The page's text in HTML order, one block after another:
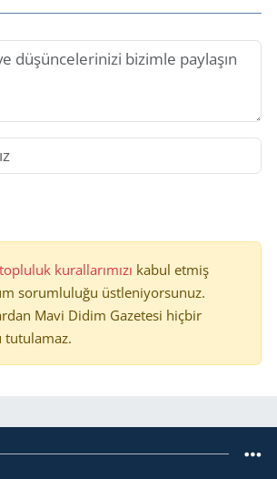
topluluk kurallarımızı kabul etmiş
sorumluluğu üstleniyorsunuz.
Mavi Didim Gazetesi hiçbir
tutulamaz.